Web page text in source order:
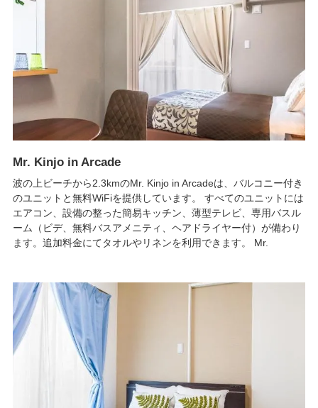
Mr. Kinjo in Arcade
波の上ビーチから2.3kmのMr. Kinjo in Arcadeは、バルコニー付き
のユニットと無料WiFiを提供しています。 すべてのユニットには
エアコン、設備の整った簡易キッチン、薄型テレビ、専用バスル
ーム（ビデ、無料バスアメニティ、ヘアドライヤー付）が備わり
ます。追加料金にてタオルやリネンを利用できます。 Mr.